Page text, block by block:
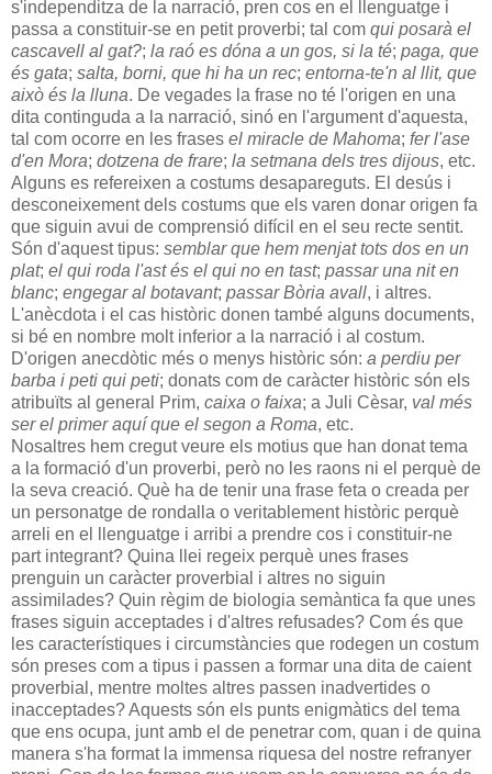
s'independitza de la narració, pren cos en el llenguatge i
passa a constituir-se en petit proverbi; tal com qui posarà el
cascavell al gat?; la raó es dóna a un gos, si la té; paga, que
és gata; salta, borni, que hi ha un rec; entorna-te'n al llit, que
això és la lluna. De vegades la frase no té l'origen en una
dita continguda a la narració, sinó en l'argument d'aquesta,
tal com ocorre en les frases el miracle de Mahoma; fer l'ase
d'en Mora; dotzena de frare; la setmana dels tres dijous, etc.
Alguns es refereixen a costums desapareguts. El desús i
desconeixement dels costums que els varen donar origen fa
que siguin avui de comprensió difícil en el seu recte sentit.
Són d'aquest tipus: semblar que hem menjat tots dos en un
plat; el qui roda l'ast és el qui no en tast; passar una nit en
blanc; engegar al botavant; passar Bòria avall, i altres.
L'anècdota i el cas històric donen també alguns documents,
si bé en nombre molt inferior a la narració i al costum.
D'origen anecdòtic més o menys històric són: a perdiu per
barba i peti qui peti; donats com de caràcter històric són els
atribuïts al general Prim, caixa o faixa; a Juli Cèsar, val més
ser el primer aquí que el segon a Roma, etc.
Nosaltres hem cregut veure els motius que han donat tema
a la formació d'un proverbi, però no les raons ni el perquè de
la seva creació. Què ha de tenir una frase feta o creada per
un personatge de rondalla o veritablement històric perquè
arreli en el llenguatge i arribi a prendre cos i constituir-ne
part integrant? Quina llei regeix perquè unes frases
prenguin un caràcter proverbial i altres no siguin
assimilades? Quin règim de biologia semàntica fa que unes
frases siguin acceptades i d'altres refusades? Com és que
les característiques i circumstàncies que rodegen un costum
són preses com a tipus i passen a formar una dita de caient
proverbial, mentre moltes altres passen inadvertides o
inacceptades? Aquests són els punts enigmàtics del tema
que ens ocupa, junt amb el de penetrar com, quan i de quina
manera s'ha format la immensa riquesa del nostre refranyer